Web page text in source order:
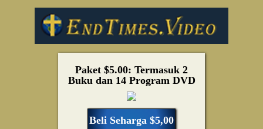
Paket $5.00: Termasuk 2
Buku dan 14 Program DVD
Beli Seharga $5,00